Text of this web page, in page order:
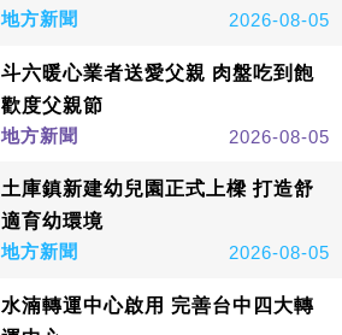
地方新聞
2026-08-05
斗六暖心業者送愛父親 肉盤吃到飽
歡度父親節
地方新聞
2026-08-05
土庫鎮新建幼兒園正式上樑 打造舒
適育幼環境
地方新聞
2026-08-05
水湳轉運中心啟用 完善台中四大轉